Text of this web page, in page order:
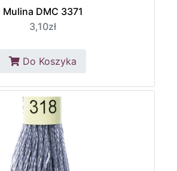
Mulina DMC 3371
3,10zł
Do Koszyka